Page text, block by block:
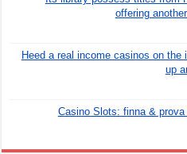
offering
Heed a real income casinos on
up
Casino Slots: finna &